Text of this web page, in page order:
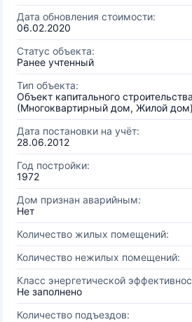
Дата обновления стоимости:
06.02.2020
Статус объекта:
Ранее учтенный
Тип объекта:
Объект капитального
(Многоквартирный дом, Жилой дом)
Дата постановки на учёт:
28.06.2012
Год постройки:
1972
Дом признан аварийным:
Нет
Количество жилых помещений:
Количество нежилых помещений:
Класс энергетической
Не заполнено
Количество подъездов: